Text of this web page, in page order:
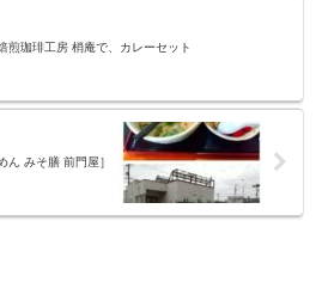
煎珈琲工房 梢庵で、カレーセット
ん みそ膳 前門屋］